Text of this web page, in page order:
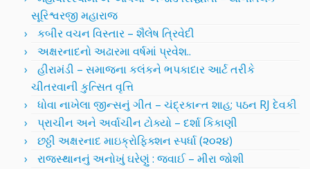
સૂરિશ્વરજી મહારાજ
કબીર વચન વિસ્તાર – શૈલેષ ત્રિવેદી
અક્ષરનાદનો અઢારમા વર્ષમાં પ્રવેશ..
હીરામંડી – સમાજના કલંકને ભપકાદાર આર્ટ તરીકે
ચીતરવાની કુત્સિત વૃત્તિ
ધોવા નાખેલા જીન્સનું ગીત – ચંદ્રકાન્ત શાહ; પઠન RJ દેવકી
પ્રાચીન અને અર્વાચીન ટોક્યો – દર્શા કિકાણી
છઠ્ઠી અક્ષરનાદ માઇક્રોફિક્શન સ્પર્ધા (૨૦૨૪)
રાજસ્થાનનું અનોખું ઘરેણું : જવાઈ – મીરા જોશી